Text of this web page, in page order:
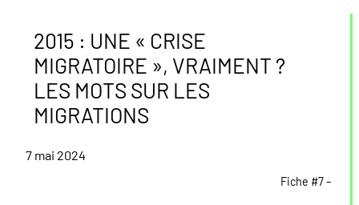
2015 : UNE « CRISE
MIGRATOIRE », VRAIMENT ?
LES MOTS SUR LES
MIGRATIONS
7 mai 2024
Fiche #7 –